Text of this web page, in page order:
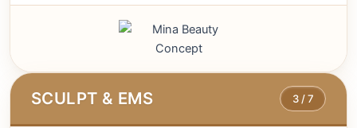
SCULPT & EMS 3 / 7